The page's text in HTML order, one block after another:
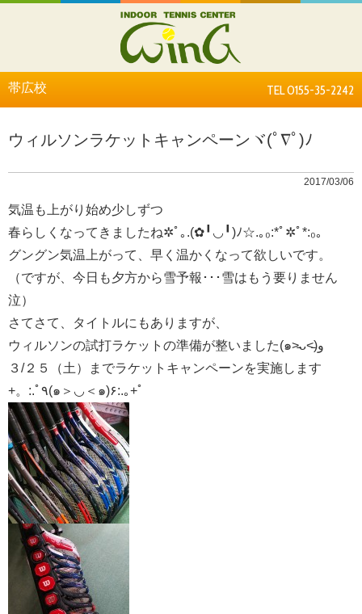
帯広校 TEL 0155-35-2242
ウィルソンラケットキャンペーンヾ(ﾟ∇ﾟ)ﾉ
2017/03/06
気温も上がり始め少しずつ
春らしくなってきましたね✲ﾟ｡.(✿╹◡╹)ﾉ☆.｡₀:*ﾟ✲ﾟ*:₀｡
グングン気温上がって、早く温かくなって欲しいです。
（ですが、今日も夕方から雪予報･･･雪はもう要りません
泣）
さてさて、タイトルにもありますが、
ウィルソンの試打ラケットの準備が整いました(๑˃̵ᴗ˂̵)و
３/２５（土）までラケットキャンペーンを実施します
+。:.ﾟ٩(๑＞◡＜๑)۶:.｡+ﾟ